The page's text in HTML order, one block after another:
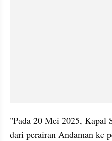
"Pada 20 Mei 2025, Kapal
dari perairan Andaman ke